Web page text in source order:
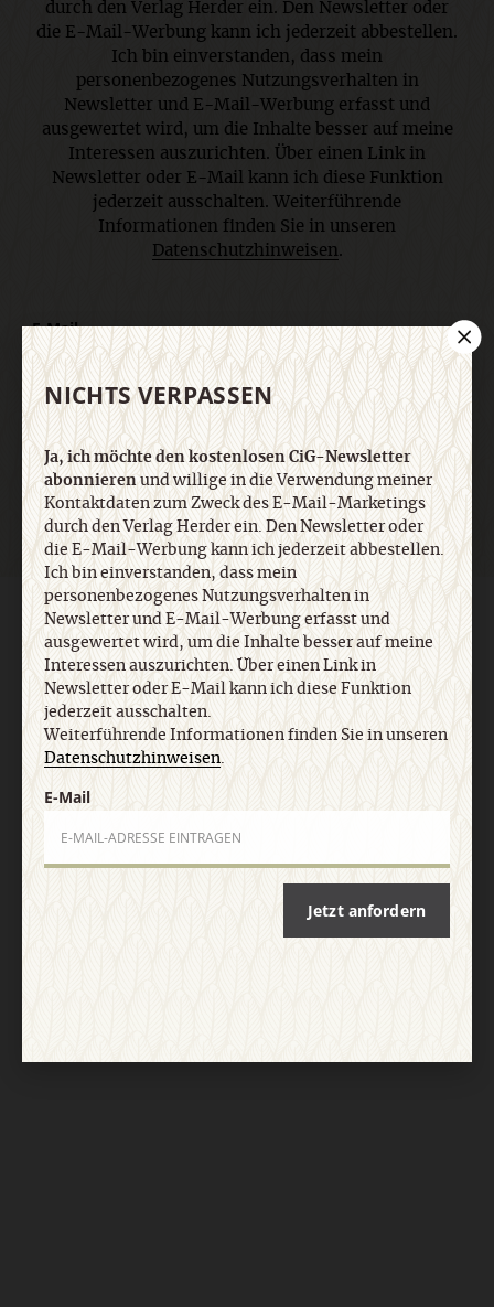
durch den Verlag Herder ein. Den Newsletter oder
die E-Mail-Werbung kann ich jederzeit abbestellen.
Ich bin einverstanden, dass mein
personenbezogenes Nutzungsverhalten in
Newsletter und E-Mail-Werbung erfasst und
ausgewertet wird, um die Inhalte besser auf meine
Interessen auszurichten. Über einen Link in
Newsletter oder E-Mail kann ich diese Funktion
jederzeit ausschalten. Weiterführende
Informationen finden Sie in unseren
Datenschutzhinweisen.
E-Mail
Jetzt anmelden
AGB und Widerrufsbelehrung Datenschutz
Barrierefreiheit
Impressum
Vertrag widerrufen
NICHTS VERPASSEN
Ja, ich möchte den kostenlosen CiG-Newsletter
abonnierenund willige in die Verwendung meiner
Kontaktdaten zum Zweck des E-Mail-Marketings
durch den Verlag Herder ein. Den Newsletter oder
die E-Mail-Werbung kann ich jederzeit abbestellen.
Ich bin einverstanden, dass mein
personenbezogenes Nutzungsverhalten in
Newsletter und E-Mail-Werbung erfasst und
ausgewertet wird, um die Inhalte besser auf meine
Interessen auszurichten. Über einen Link in
Newsletter oder E-Mail kann ich diese Funktion
jederzeit ausschalten.
Weiterführende Informationen finden Sie in unseren
Datenschutzhinweisen.
E-Mail
Jetzt anfordern